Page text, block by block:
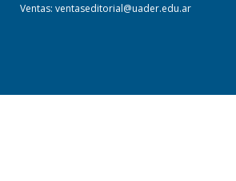
Ventas: ventaseditorial@uader.edu.ar